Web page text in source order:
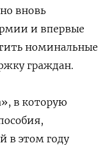
вновь
и впервые
номинальные
граждан.
в которую
в этом году